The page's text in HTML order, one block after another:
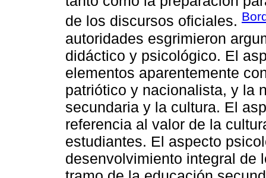
de los discursos oficiales.
autoridades esgrimieron
didáctico y psicológico. El
elementos aparentemente
patriótico y nacionalista, y la
secundaria y la cultura. El
referencia al valor de la
estudiantes. El aspecto
desenvolvimiento integral de